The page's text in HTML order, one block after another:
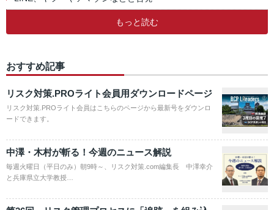
もっと読む
おすすめ記事
リスク対策.PROライト会員用ダウンロードページ
リスク対策.PROライト会員はこちらのページから最新号をダウンロ
ードできます。
中澤・木村が斬る！今週のニュース解説
毎週火曜日（平日のみ）朝9時～、リスク対策.com編集長 中澤幸介
と兵庫県立大学教授…